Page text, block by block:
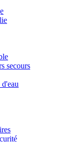
secours